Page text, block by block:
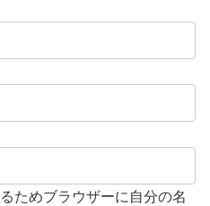
ためブラウザーに自分の名